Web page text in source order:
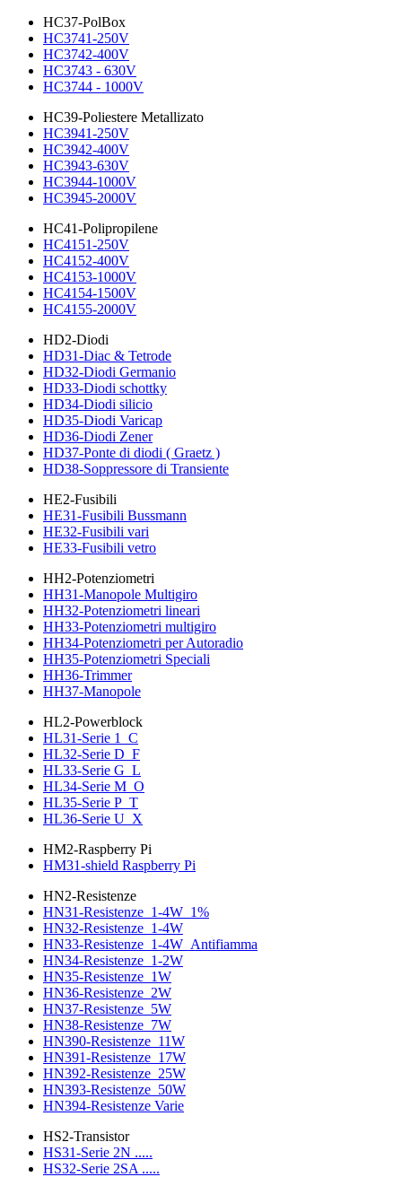
HC37-PolBox
HC3741-250V
HC3742-400V
HC3743 - 630V
HC3744 - 1000V
HC39-Poliestere Metallizato
HC3941-250V
HC3942-400V
HC3943-630V
HC3944-1000V
HC3945-2000V
HC41-Polipropilene
HC4151-250V
HC4152-400V
HC4153-1000V
HC4154-1500V
HC4155-2000V
HD2-Diodi
HD31-Diac & Tetrode
HD32-Diodi Germanio
HD33-Diodi schottky
HD34-Diodi silicio
HD35-Diodi Varicap
HD36-Diodi Zener
HD37-Ponte di diodi ( Graetz )
HD38-Soppressore di Transiente
HE2-Fusibili
HE31-Fusibili Bussmann
HE32-Fusibili vari
HE33-Fusibili vetro
HH2-Potenziometri
HH31-Manopole Multigiro
HH32-Potenziometri lineari
HH33-Potenziometri multigiro
HH34-Potenziometri per Autoradio
HH35-Potenziometri Speciali
HH36-Trimmer
HH37-Manopole
HL2-Powerblock
HL31-Serie 1_C
HL32-Serie D_F
HL33-Serie G_L
HL34-Serie M_O
HL35-Serie P_T
HL36-Serie U_X
HM2-Raspberry Pi
HM31-shield Raspberry Pi
HN2-Resistenze
HN31-Resistenze_1-4W_1%
HN32-Resistenze_1-4W
HN33-Resistenze_1-4W_Antifiamma
HN34-Resistenze_1-2W
HN35-Resistenze_1W
HN36-Resistenze_2W
HN37-Resistenze_5W
HN38-Resistenze_7W
HN390-Resistenze_11W
HN391-Resistenze_17W
HN392-Resistenze_25W
HN393-Resistenze_50W
HN394-Resistenze Varie
HS2-Transistor
HS31-Serie 2N .....
HS32-Serie 2SA .....